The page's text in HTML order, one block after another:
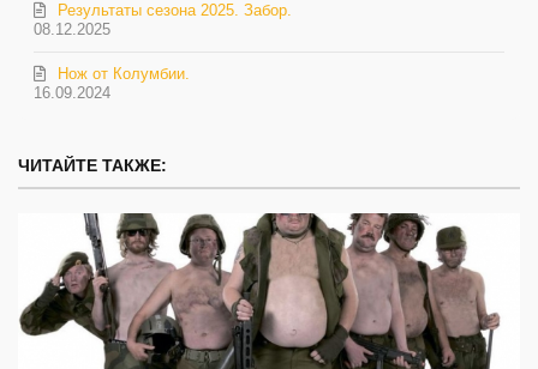
08.12.2025
Результаты сезона 2025. Забор.
16.09.2024
Нож от Колумбии.
ЧИТАЙТЕ ТАКЖЕ: